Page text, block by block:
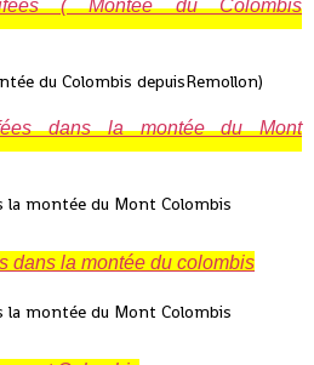
du Colombis depuisRemollon)
la montée du Mont Colombis
la montée du Mont Colombis